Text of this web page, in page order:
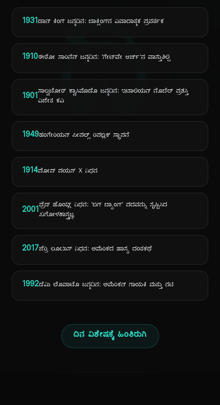
ದಿ
1931ಡಾನ್ ಕಿಂಗ್ ಜನ್ಮದಿನ: ಬಾಕ್ಸಿಂಗ್‌ನ ವಿವಾದಾತ್ಮಕ ಪ್ರವರ್ತಕ
1910ಈರೋ ಸಾರಿನೆನ್ ಜನ್ಮದಿನ: 'ಗೇಟ್‌ವೇ ಆರ್ಚ್'ನ ವಾಸ್ತುಶಿಲ್ಪಿ
1901ಸಾಲ್ವಟೋರ್ ಕ್ವಾಸಿಮೊಡೊ ಜನ್ಮದಿನ: ಇಟಾಲಿಯನ್ ನೊಬೆಲ್ ಪ್ರಶಸ್ತಿ
ವಿಜೇತ ಕವಿ
1949ಹಂಗೇರಿಯನ್ ಪೀಪಲ್ಸ್ ರಿಪಬ್ಲಿಕ್ ಸ್ಥಾಪನೆ
1914ಪೋಪ್ ಪಯಸ್ X ನಿಧನ
2001ಫ್ರೆಡ್ ಹೊಯ್ಲ್ ನಿಧನ: 'ಬಿಗ್ ಬ್ಯಾಂಗ್' ಪದವನ್ನು ಸೃಷ್ಟಿಸಿದ
ಖಗೋಳಶಾಸ್ತ್ರಜ್ಞ
2017ಜೆರ್ರಿ ಲೂಯಿಸ್ ನಿಧನ: ಅಮೆರಿಕದ ಹಾಸ್ಯ ದಂತಕಥೆ
1992ಡೆಮಿ ಲೊವಾಟೊ ಜನ್ಮದಿನ: ಅಮೆರಿಕನ್ ಗಾಯಕಿ ಮತ್ತು ನಟಿ
ದಿನ ವಿಶೇಷಕ್ಕೆ ಹಿಂತಿರುಗಿ